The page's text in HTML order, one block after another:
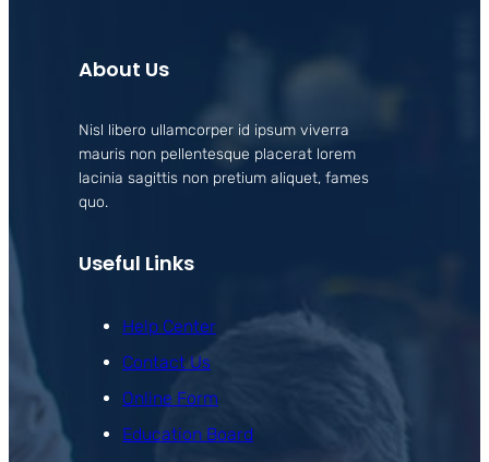
About Us
Nisl libero ullamcorper id ipsum viverra
mauris non pellentesque placerat lorem
lacinia sagittis non pretium aliquet, fames
quo.
Useful Links
Help Center
Contact Us
Online Form
Education Board